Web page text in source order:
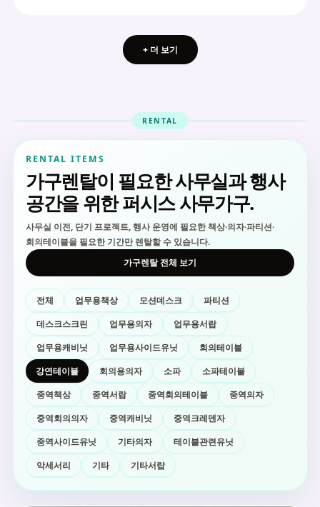
+ 더 보기
RENTAL
RENTAL ITEMS
가구렌탈이 필요한 사무실과 행사
공간을 위한 퍼시스 사무가구.
사무실 이전, 단기 프로젝트, 행사 운영에 필요한 책상·의자·파티션·
회의테이블을 필요한 기간만 렌탈할 수 있습니다.
가구렌탈 전체 보기
전체 업무용책상 모션데스크
파티션
데스크스크린
업무용의자
업무용서랍
업무용캐비닛
업무용사이드유닛
회의테이블
강연테이블
회의용의자 소파
소파테이블
중역책상
중역서랍 중역회의테이블
중역의자
중역회의의자
중역캐비닛
중역크레덴자
중역사이드유닛
기타의자
테이블관련유닛
악세서리
기타 기타서랍